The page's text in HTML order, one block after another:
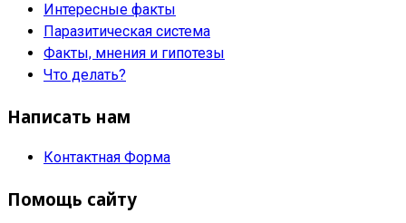
Интересные факты
Паразитическая система
Факты, мнения и гипотезы
Что делать?
Написать нам
Контактная Форма
Помощь сайту